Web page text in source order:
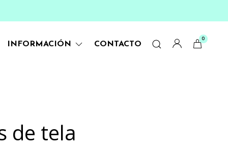
INFORMACIÓN CONTACTO
0
de tela